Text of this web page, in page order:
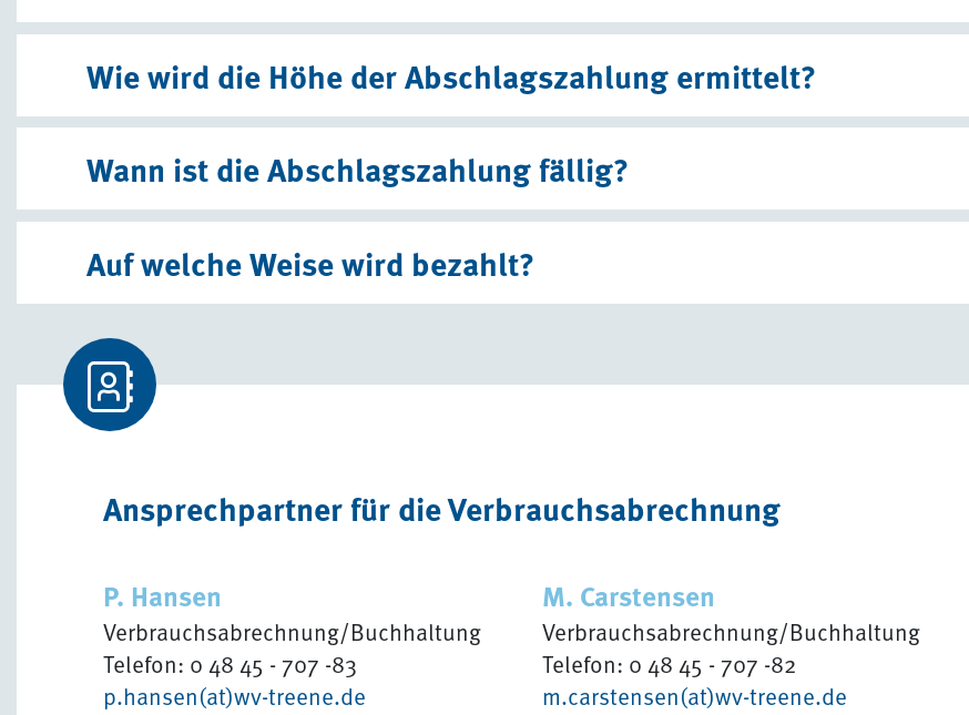
Wie wird die Höhe der Abschlagszahlung ermittelt?
Wann ist die Abschlagszahlung fällig?
Auf welche Weise wird bezahlt?
Ansprechpartner für die Verbrauchsabrechnung
P. Hansen
Verbrauchsabrechnung/Buchhaltung
Telefon: 0 48 45 - 707 -83
p.hansen(at)wv-treene.de
M. Carstensen
Verbrauchsabrechnung/Buchhaltung
Telefon: 0 48 45 - 707 -82
m.carstensen(at)wv-treene.de